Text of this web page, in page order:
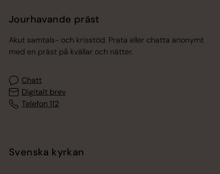
Jourhavande präst
Akut samtals- och krisstöd. Prata eller chatta anonymt
med en präst på kvällar och nätter.
Chatt
Digitalt brev
Telefon 112
Svenska kyrkan